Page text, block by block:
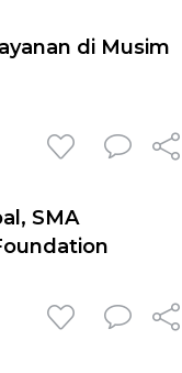
di Musim
SMA